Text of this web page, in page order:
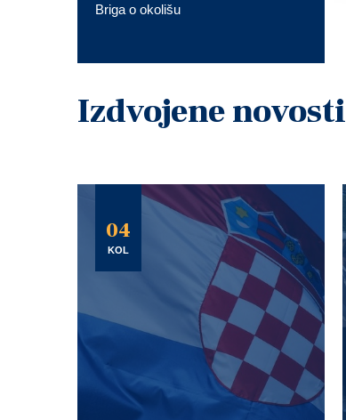
Briga o okolišu
Izdvojene novosti
04
KOL